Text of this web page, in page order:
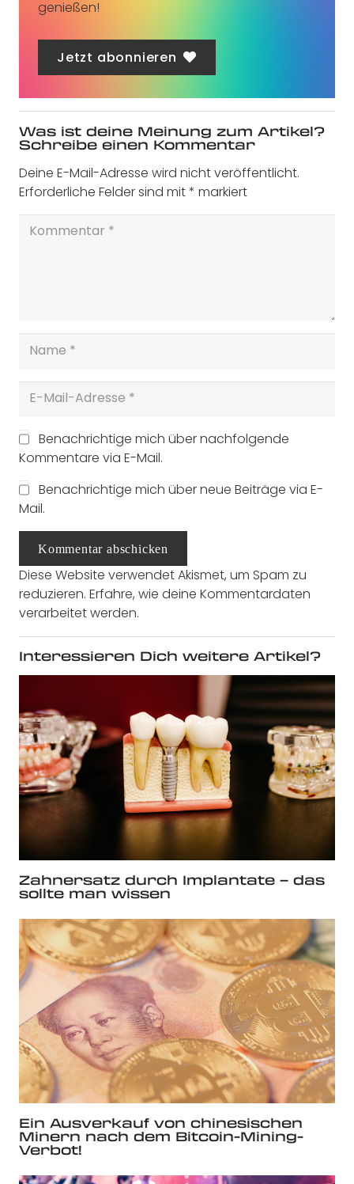
genießen!
Jetzt abonnieren
Was ist deine Meinung zum Artikel?
Schreibe einen Kommentar
Deine E-Mail-Adresse wird nicht veröffentlicht.
Erforderliche Felder sind mit* markiert
Benachrichtige mich über nachfolgende
Kommentare via E-Mail.
Benachrichtige mich über neue Beiträge via E-
Mail.
Kommentar abschicken
Diese Website verwendet Akismet, um Spam zu
reduzieren. Erfahre, wie deine Kommentardaten
verarbeitet werden.
Interessieren Dich weitere Artikel?
Zahnersatz durch Implantate – das
sollte man wissen
Ein Ausverkauf von chinesischen
Minern nach dem Bitcoin-Mining-
Verbot!